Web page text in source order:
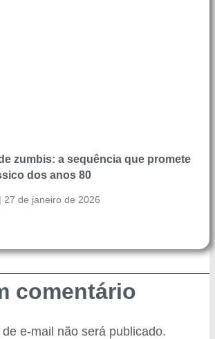
zumbis: a sequência que promete
dos anos 80
27 de janeiro de 2026
comentário
e-mail não será publicado.